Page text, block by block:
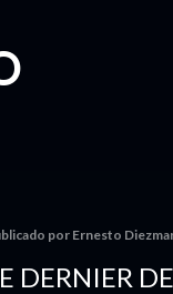
porErnesto
DERNIER